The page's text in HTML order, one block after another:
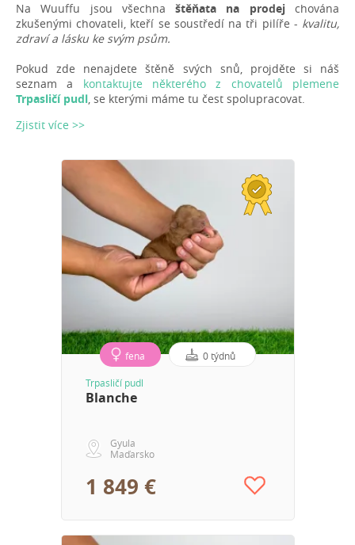
Na Wuuffu jsou všechnaštěňata na prodejchována
zkušenými chovateli, kteří se soustředí na tři pilíře - kvalitu,
zdraví a lásku ke svým psům.
Pokud zde nenajdete štěně svých snů, projděte si náš
seznam a kontaktujte některého z chovatelů plemene
Trpasličí pudl, se kterými máme tu čest spolupracovat.
Zjistit více >>
fena 0 týdnů
Trpasličí pudl
Blanche
Gyula
Maďarsko
1 849 €